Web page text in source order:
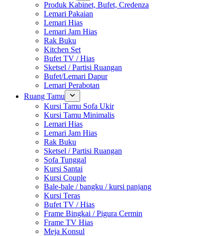
Produk Kabinet, Bufet, Credenza
Lemari Pakaian
Lemari Hias
Lemari Jam Hias
Rak Buku
Kitchen Set
Bufet TV / Hias
Sketsel / Partisi Ruangan
Bufet/Lemari Dapur
Lemari Perabotan
Ruang Tamu
Kursi Tamu Sofa Ukir
Kursi Tamu Minimalis
Lemari Hias
Lemari Jam Hias
Rak Buku
Sketsel / Partisi Ruangan
Sofa Tunggal
Kursi Santai
Kursi Couple
Bale-bale / bangku / kursi panjang
Kursi Teras
Bufet TV / Hias
Frame Bingkai / Pigura Cermin
Frame TV Hias
Meja Konsul